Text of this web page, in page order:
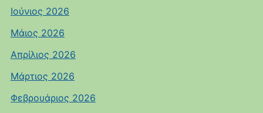
Ιούνιος 2026
Μάιος 2026
Απρίλιος 2026
Μάρτιος 2026
Φεβρουάριος 2026